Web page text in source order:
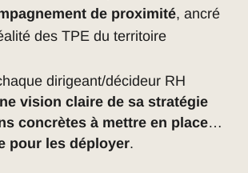
de proximité, ancré
des TPE du territoire
dirigeant/décideur RH
vision claire de sa stratégie
concrètes à mettre en place…
pour les déployer.